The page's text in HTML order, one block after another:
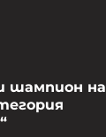
шампион на